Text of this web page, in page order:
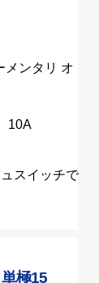
メンタリ オ
10A
スイッチで
極15